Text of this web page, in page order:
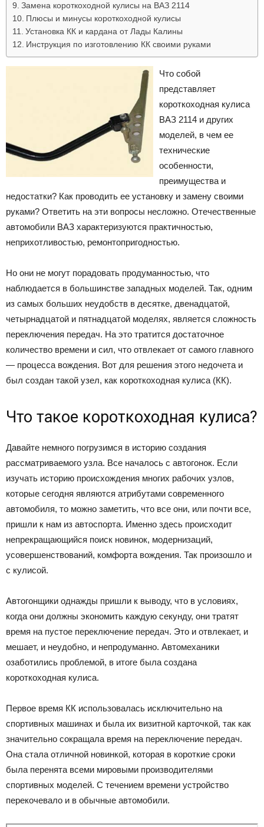
Замена короткоходной кулисы на ВАЗ 2114
Плюсы и минусы короткоходной кулисы
Установка КК и кардана от Лады Калины
Инструкция по изготовлению КК своими руками
Что собой
представляет
короткоходная кулиса
ВАЗ 2114 и других
моделей, в чем ее
технические
особенности,
преимущества и
недостатки? Как проводить ее установку и замену своими
руками? Ответить на эти вопросы несложно. Отечественные
автомобили ВАЗ характеризуются практичностью,
неприхотливостью, ремонтопригодностью.
Но они не могут порадовать продуманностью, что
наблюдается в большинстве западных моделей. Так, одним
из самых больших неудобств в десятке, двенадцатой,
четырнадцатой и пятнадцатой моделях, является сложность
переключения передач. На это тратится достаточное
количество времени и сил, что отвлекает от самого главного
— процесса вождения. Вот для решения этого недочета и
был создан такой узел, как короткоходная кулиса (КК).
Что такое короткоходная кулиса?
Давайте немного погрузимся в историю создания
рассматриваемого узла. Все началось с автогонок. Если
изучать историю происхождения многих рабочих узлов,
которые сегодня являются атрибутами современного
автомобиля, то можно заметить, что все они, или почти все,
пришли к нам из автоспорта. Именно здесь происходит
непрекращающийся поиск новинок, модернизаций,
усовершенствований, комфорта вождения. Так произошло и
с кулисой.
Автогонщики однажды пришли к выводу, что в условиях,
когда они должны экономить каждую секунду, они тратят
время на пустое переключение передач. Это и отвлекает, и
мешает, и неудобно, и непродуманно. Автомеханики
озаботились проблемой, в итоге была создана
короткоходная кулиса.
Первое время КК использовалась исключительно на
спортивных машинах и была их визитной карточкой, так как
значительно сокращала время на переключение передач.
Она стала отличной новинкой, которая в короткие сроки
была перенята всеми мировыми производителями
спортивных моделей. С течением времени устройство
перекочевало и в обычные автомобили.